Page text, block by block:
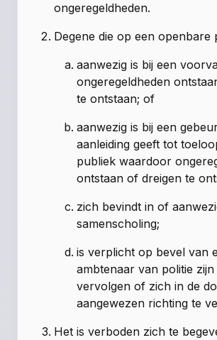
ongeregeldheden.
Degene die op een openbare
aanwezig is bij een
ongeregeldheden
te ontstaan; of
aanwezig is bij een
aanleiding geeft tot
publiek waardoor
ontstaan of dreigen te
zich bevindt in of
samenscholing;
is verplicht op bevel van
ambtenaar van politie zijn
vervolgen of zich in de
aangewezen richting te
Het is verboden zich te